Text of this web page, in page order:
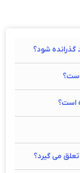
گذرانده شود؟
است؟
می گیرد؟